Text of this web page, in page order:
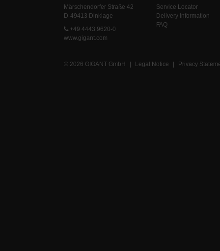
Märschendorfer Straße 42
D-49413 Dinklage
+49 4443 9620-0
www.gigant.com
Service Locator
Delivery Information
FAQ
© 2026 GIGANT GmbH | Legal Notice | Privacy